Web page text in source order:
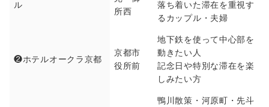
ル
所西
落ち着いた滞在を重視す
るカップル・夫婦
❷ホテルオークラ京都
京都市
役所前
地下鉄を使って中心部を
動きたい人
記念日や特別な滞在を楽
しみたい方
鴨川散策・河原町・先斗